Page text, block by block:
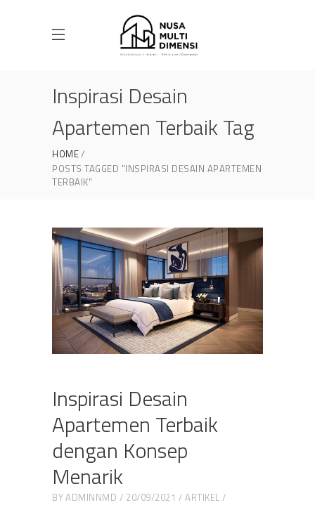
Inspirasi Desain
Apartemen Terbaik Tag
HOME
POSTS TAGGED "INSPIRASI DESAIN APARTEMEN
TERBAIK"
Inspirasi Desain
Apartemen Terbaik
dengan Konsep
Menarik
BYADMINNMD 20/09/2021
ARTIKEL